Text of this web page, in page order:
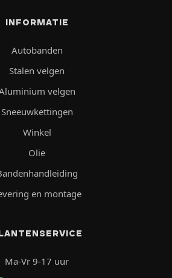
INFORMATIE
Autobanden
Stalen velgen
velgen
Sneeuwkettingen
Winkel
Olie
en montage
Ma-Vr 9-17 uur